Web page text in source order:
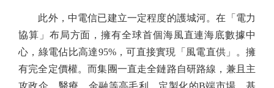
此外，中電信已建立一定程度的護城河。在「電力
協算」布局方面，擁有全球首個海風直連海底數據中
心，綠電佔比高達95%，可直接實現「風電直供」。擁
有完全定價權。而集團一直走全鏈路自研路線，兼且主
攻政企、醫療、金融等高毛利、定製化的B端市場。基